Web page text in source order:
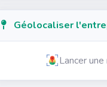
Géolocaliser
Lancer une